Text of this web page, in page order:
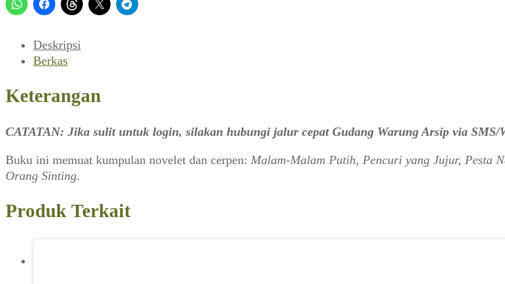
Orang
Deskripsi
Berkas
Keterangan
CATATAN: Jika sulit untuk login, silakan hubungi jalur cepat Gudang Warung Arsip via SMS/
Buku ini memuat kumpulan novelet dan cerpen: Malam-Malam Putih, Pencuri yang Jujur, Pesta
Orang Sinting.
Produk Terkait